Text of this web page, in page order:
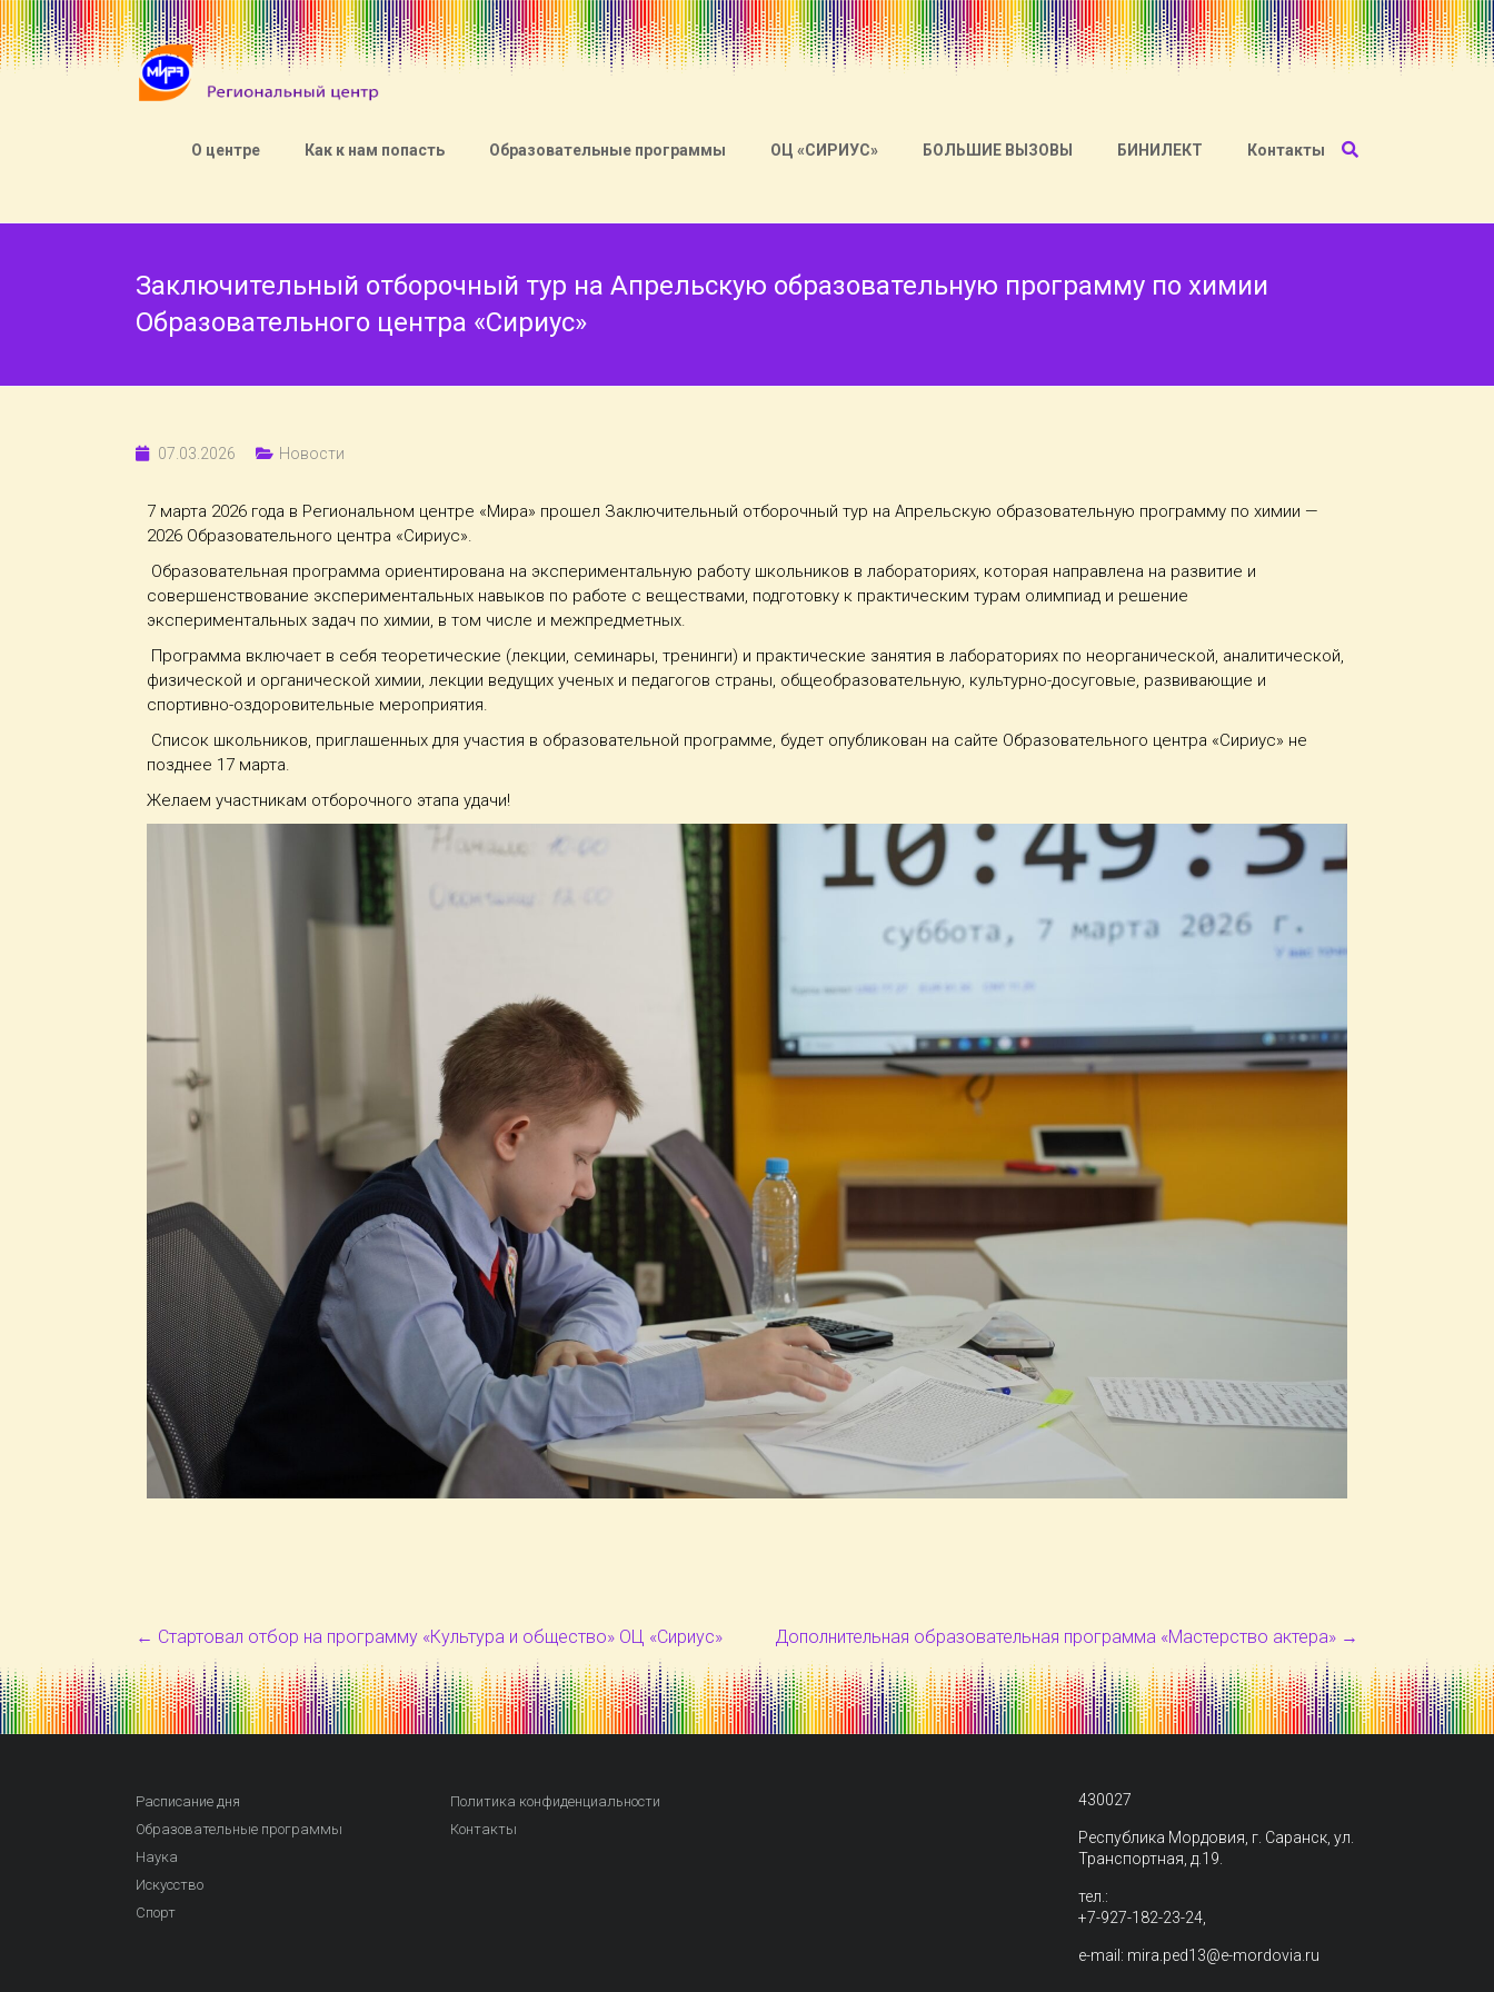
О центре Как к нам попасть Образовательные программы ОЦ «СИРИУС» БОЛЬШИЕ ВЫЗОВЫ БИНИЛЕКТ Контакты
Заключительный отборочный тур на Апрельскую образовательную программу по химии
Образовательного центра «Сириус»
07.03.2026 Новости
7 марта 2026 года в Региональном центре «Мира» прошел Заключительный отборочный тур на Апрельскую образовательную программу по химии —
2026 Образовательного центра «Сириус».
Образовательная программа ориентирована на экспериментальную работу школьников в лабораториях, которая направлена на развитие и
совершенствование экспериментальных навыков по работе с веществами, подготовку к практическим турам олимпиад и решение
экспериментальных задач по химии, в том числе и межпредметных.
Программа включает в себя теоретические (лекции, семинары, тренинги) и практические занятия в лабораториях по неорганической, аналитической,
физической и органической химии, лекции ведущих ученых и педагогов страны, общеобразовательную, культурно-досуговые, развивающие и
спортивно-оздоровительные мероприятия.
Список школьников, приглашенных для участия в образовательной программе, будет опубликован на сайте Образовательного центра «Сириус» не
позднее 17 марта.
Желаем участникам отборочного этапа удачи!
← Стартовал отбор на программу «Культура и общество» ОЦ «Сириус» Дополнительная образовательная программа «Мастерство актера» →
Расписание дня
Образовательные программы
Наука
Искусство
Спорт
Политика конфиденциальности
Контакты
430027
Республика Мордовия, г. Саранск, ул.
Транспортная, д.19.
тел.:
+7-927-182-23-24,
e-mail: mira.ped13@e-mordovia.ru